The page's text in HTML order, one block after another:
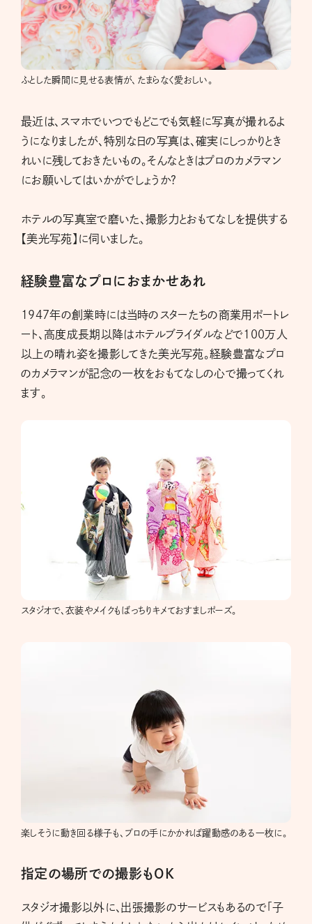
ふとした瞬間に見せる表情が、たまらなく愛おしい。
最近は、スマホでいつでもどこでも気軽に写真が撮れるよ
うになりましたが、特別な日の写真は、確実にしっかりとき
れいに残しておきたいもの。そんなときはプロのカメラマン
にお願いしてはいかがでしょうか?
ホテルの写真室で磨いた、撮影力とおもてなしを提供する
【美光写苑】に伺いました。
経験豊富なプロにおまかせあれ
1947年の創業時には当時のスターたちの商業用ポートレ
ート、高度成長期以降はホテルブライダルなどで100万人
以上の晴れ姿を撮影してきた美光写苑。経験豊富なプロ
のカメラマンが記念の一枚をおもてなしの心で撮ってくれ
ます。
スタジオで、衣装やメイクもばっちりキメておすましポーズ。
楽しそうに動き回る様子も、プロの手にかかれば躍動感のある一枚に。
指定の場所での撮影もOK
スタジオ撮影以外に、出張撮影のサービスもあるので「子